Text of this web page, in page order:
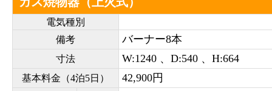
電気種別
備考
バーナー8本
寸法 W:1240 、D:540 、H:664
基本料金（4泊5日） 42,900円